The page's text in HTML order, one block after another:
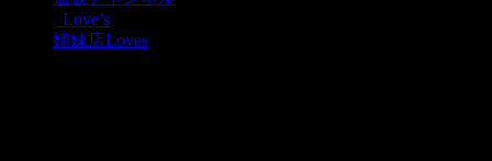
Love’s
姉妹店Loves